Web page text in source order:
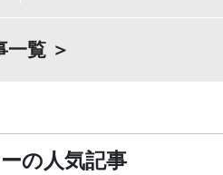
一覧 ＞
の人気記事